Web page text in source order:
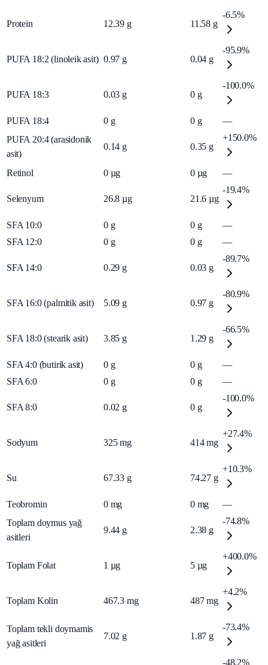
Protein 12.39 g 11.58 g
-6.5%
PUFA 18:2 (linoleik asit) 0.97 g 0.04 g
-95.9%
PUFA 18:3 0.03 g 0 g
-100.0%
PUFA 18:4 0 g 0 g
—
PUFA 20:4 (arasidonik
asit)
0.14 g 0.35 g
+150.0%
Retinol 0 µg 0 µg —
Selenyum 26.8 µg 21.6 µg
-19.4%
SFA 10:0 0 g 0 g
—
SFA 12:0
0 g 0 g —
SFA 14:0 0.29 g 0.03 g
-89.7%
SFA 16:0 (palmitik asit) 5.09 g 0.97 g
-80.9%
SFA 18:0 (stearik asit) 3.85 g 1.29 g
-66.5%
SFA 4:0 (butirik asit) 0 g 0 g
—
SFA 6:0
0 g 0 g —
SFA 8:0 0.02 g 0 g
-100.0%
Sodyum 325 mg 414 mg
+27.4%
Su 67.33 g 74.27 g
+10.3%
Teobromin 0 mg 0 mg
—
Toplam doymus yağ
asitleri
9.44 g 2.38 g
-74.8%
Toplam Folat 1 µg 5 µg
+400.0%
Toplam Kolin 467.3 mg 487 mg
+4.2%
Toplam tekli doymamis
yağ asitleri
7.02 g 1.87 g
-73.4%
-48.2%